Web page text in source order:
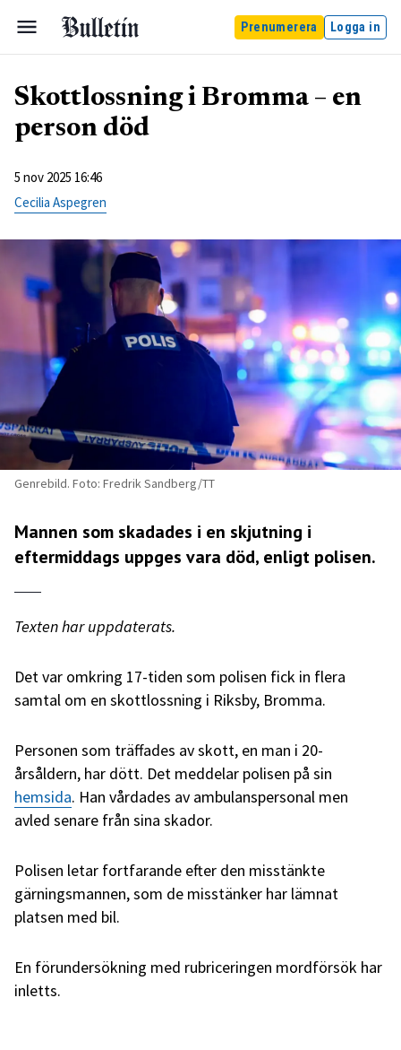
Prenumerera Logga in
Skottlossning i Bromma – en
person död
5 nov 2025 16:46
Cecilia Aspegren
Genrebild. Foto: Fredrik Sandberg/TT
Mannen som skadades i en skjutning i
eftermiddags uppges vara död, enligt polisen.
Texten har uppdaterats.
Det var omkring 17-tiden som polisen fick in flera
samtal om en skottlossning i Riksby, Bromma.
Personen som träffades av skott, en man i 20-
årsåldern, har dött. Det meddelar polisen på sin
hemsida. Han vårdades av ambulanspersonal men
avled senare från sina skador.
Polisen letar fortfarande efter den misstänkte
gärningsmannen, som de misstänker har lämnat
platsen med bil.
En förundersökning med rubriceringen mordförsök har
inletts.